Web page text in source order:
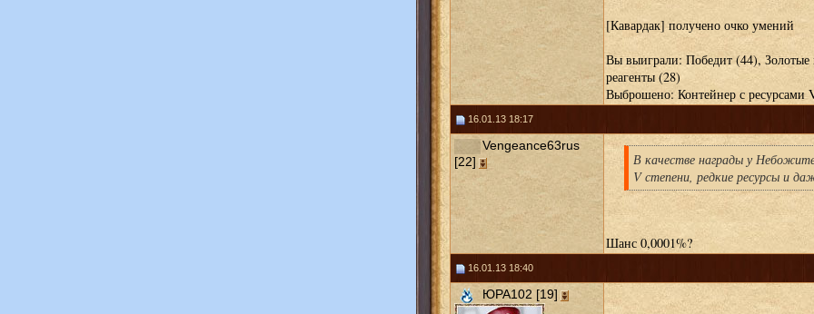
[Кавардак] получено очко умений
Вы выиграли: Победит (44),
реагенты (28)
Выброшено: Контейнер с ресурсами
16.01.13 18:17
Vengeance63rus
[22]
В качестве награды у
V степени, редкие ресурсы и
Шанс 0,0001%?
16.01.13 18:40
ЮРА102 [19]